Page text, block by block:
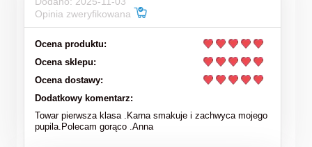
Opinia zweryfikowana
Ocena produktu:
Ocena sklepu:
Ocena dostawy:
Dodatkowy komentarz:
Towar pierwsza klasa .Karna smakuje i zachwyca mojego
pupila.Polecam gorąco .Anna